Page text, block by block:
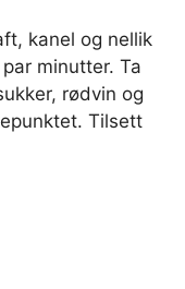
kanel og nellik
minutter. Ta
rødvin og
Tilsett